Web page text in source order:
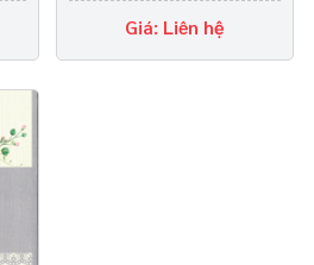
Giá: Liên hệ